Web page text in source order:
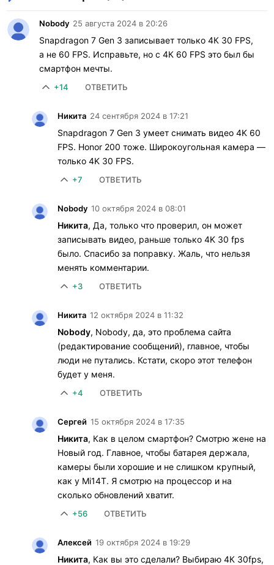
Nobody 25 августа 2024 в 20:26
Snapdragon 7 Gen 3 записывает только 4К 30 FPS,
а не 60 FPS. Исправьте, но с 4К 60 FPS это был бы
смартфон мечты.
+14 ОТВЕТИТЬ
Никита 24 сентября 2024 в 17:21
Snapdragon 7 Gen 3 умеет снимать видео 4K 60
FPS. Honor 200 тоже. Широкоугольная камера —
только 4K 30 FPS.
+7 ОТВЕТИТЬ
Nobody 10 октября 2024 в 08:01
Никита, Да, только что проверил, он может
записывать видео, раньше только 4K 30 fps
было. Спасибо за поправку. Жаль, что нельзя
менять комментарии.
+3 ОТВЕТИТЬ
Никита 12 октября 2024 в 11:32
Nobody, Nobody, да, это проблема сайта
(редактирование сообщений), главное, чтобы
люди не путались. Кстати, скоро этот телефон
будет у меня.
+4 ОТВЕТИТЬ
Сергей 15 октября 2024 в 17:35
Никита, Как в целом смартфон? Смотрю жене на
Новый год. Главное, чтобы батарея держала,
камеры были хорошие и не слишком крупный,
как у Mi14T. Я смотрю на процессор и на
сколько обновлений хватит.
+56 ОТВЕТИТЬ
Алексей 19 октября 2024 в 19:29
Никита, Как вы это сделали? Выбираю 4К 30fps,